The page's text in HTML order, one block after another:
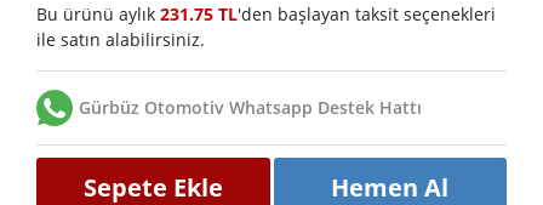
Bu ürünü aylık 231.75 TL'den başlayan taksit seçenekleri
ile satın alabilirsiniz.
Gürbüz Otomotiv Whatsapp Destek Hattı
Sepete Ekle Hemen Al